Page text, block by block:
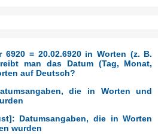
6920 = 20.02.6920 in Worten (z. B.
man das Datum (Tag, Monat,
auf Deutsch?
die in Worten und
Datumsangaben, die in Worten
wurden